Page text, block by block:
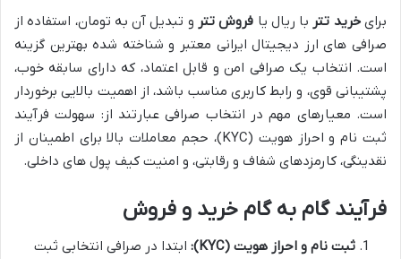
برایخرید تتر با ریال یا فروش تتر و تبدیل آن به تومان، استفاده از
صرافی های ارز دیجیتال ایرانی معتبر و شناخته شده بهترین گزینه
است. انتخاب یک صرافی امن و قابل اعتماد، که دارای سابقه خوب،
پشتیبانی قوی، و رابط کاربری مناسب باشد، از اهمیت بالایی برخوردار
است. معیارهای مهم در انتخاب صرافی عبارتند از: سهولت فرآیند
ثبت نام و احراز هویت (KYC)، حجم معاملات بالا برای اطمینان از
نقدینگی، کارمزدهای شفاف و رقابتی، و امنیت کیف پول های داخلی.
فرآیند گام به گام خرید و فروش
ثبت نام و احراز هویت (KYC):
ابتدا در صرافی انتخابی ثبت